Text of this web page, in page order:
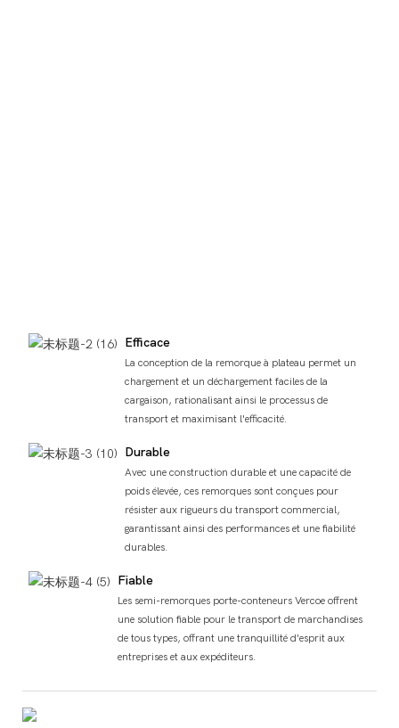
Efficace
La conception de la remorque à plateau permet un
chargement et un déchargement faciles de la
cargaison, rationalisant ainsi le processus de
transport et maximisant l'efficacité.
Durable
Avec une construction durable et une capacité de
poids élevée, ces remorques sont conçues pour
résister aux rigueurs du transport commercial,
garantissant ainsi des performances et une fiabilité
durables.
Fiable
Les semi-remorques porte-conteneurs Vercoe offrent
une solution fiable pour le transport de marchandises
de tous types, offrant une tranquillité d'esprit aux
entreprises et aux expéditeurs.